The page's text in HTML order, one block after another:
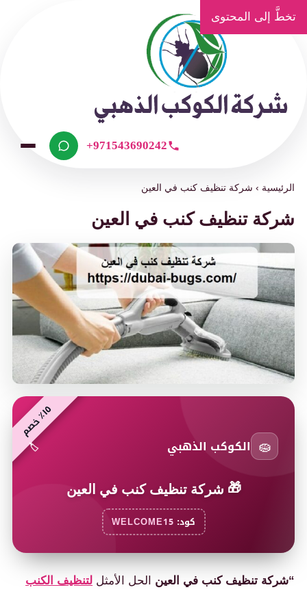
تخطَّ إلى المحتوى
+971543690242
الرئيسية ›شركة تنظيف كنب في العين
شركة تنظيف كنب في العين
١
٥
٪
خ
ص
م
🧽 الكوكب الذهبي 🏷️
🎁 شركة تنظيف كنب في العين
كود: WELCOME15
“شركة تنظيف كنب في العين الحل الأمثل لتنظيف الكنب